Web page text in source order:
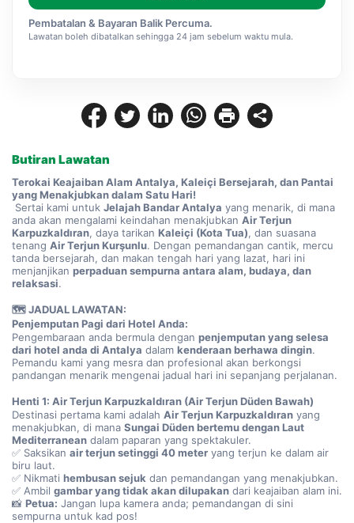
Butiran Lawatan
Terokai Keajaiban Alam Antalya, Kaleiçi Bersejarah, dan Pantai
yang Menakjubkan dalam Satu Hari!
Sertai kami untuk Jelajah Bandar Antalya yang menarik, di mana
anda akan mengalami keindahan menakjubkan Air Terjun
Karpuzkaldıran, daya tarikan Kaleiçi (Kota Tua), dan suasana
tenang Air Terjun Kurşunlu. Dengan pemandangan cantik, mercu
tanda bersejarah, dan makan tengah hari yang lazat, hari ini
menjanjikan perpaduan sempurna antara alam, budaya, dan
relaksasi.
🗺️ JADUAL LAWATAN:
Penjemputan Pagi dari Hotel Anda:
Pengembaraan anda bermula dengan penjemputan yang selesa
dari hotel anda di Antalya dalam kenderaan berhawa dingin.
Pemandu kami yang mesra dan profesional akan berkongsi
pandangan menarik mengenai jadual hari ini sepanjang perjalanan.
Henti 1: Air Terjun Karpuzkaldıran (Air Terjun Düden Bawah)
Destinasi pertama kami adalah Air Terjun Karpuzkaldıran yang
menakjubkan, di mana Sungai Düden bertemu dengan Laut
Mediterranean dalam paparan yang spektakuler.
✅ Saksikan air terjun setinggi 40 meter yang terjun ke dalam air
biru laut.
✅ Nikmati hembusan sejuk dan pemandangan yang menakjubkan.
✅ Ambil gambar yang tidak akan dilupakan dari keajaiban alam ini.
📸 Petua: Jangan lupa kamera anda; pemandangan di sini
sempurna untuk kad pos!
Pembatalan & Bayaran Balik Percuma.
Lawatan boleh dibatalkan sehingga 24 jam sebelum waktu mula.